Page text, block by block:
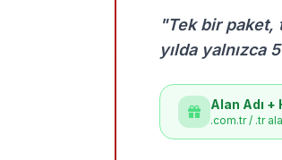
"Tek bir
yılda yalnızca
Alan Adı +
.com.tr / .tr